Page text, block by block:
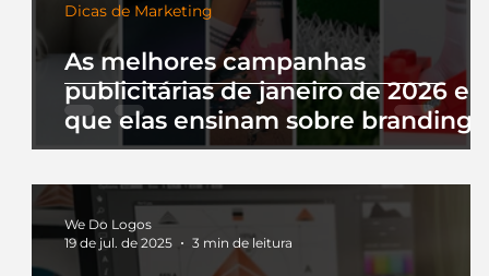
As melhores campanhas
publicitárias de janeiro de 2026 e
que elas ensinam sobre branding
Dicas de Marketing
We Do Logos
19 de jul. de 2025
3 min de leitura